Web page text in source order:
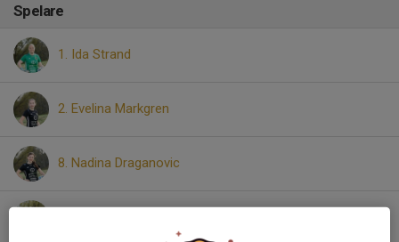
Spelare
1. Ida Strand
2. Evelina Markgren
8. Nadina Draganovic